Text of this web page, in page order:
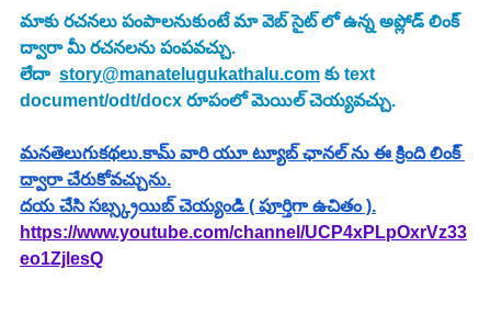
మాకు రచనలు పంపాలనుకుంటే మా వెబ్ సైట్ లో ఉన్న అప్లోడ్ లింక్
ద్వారా మీ రచనలను పంపవచ్చు.
లేదా story@manatelugukathalu.com కు text
document/odt/docx రూపంలో మెయిల్ చెయ్యవచ్చు.
మనతెలుగుకథలు.కామ్ వారి యూ ట్యూబ్ ఛానల్ ను ఈ క్రింది లింక్
ద్వారా చేరుకోవచ్చును.
దయ చేసి సబ్స్క్రయిబ్ చెయ్యండి ( పూర్తిగా ఉచితం ).
https://www.youtube.com/channel/UCP4xPLpOxrVz33
eo1ZjlesQ